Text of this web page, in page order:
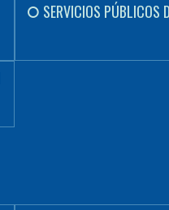
SERVICIOS PÚBLICOS